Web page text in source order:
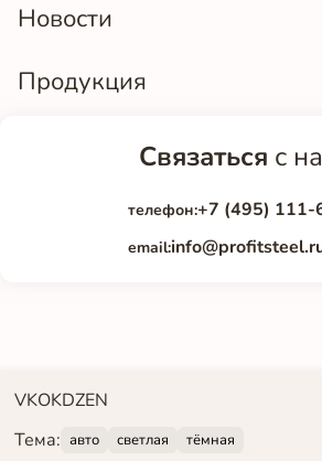
Новости
Продукция
Связаться с
телефон:+7 (495) 111-
email:
VKOKDZEN
Тема: авто светлая тёмная